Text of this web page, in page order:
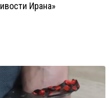
Ирана»